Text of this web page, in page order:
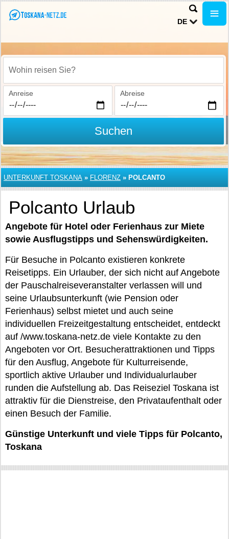
DE
Wohin reisen Sie?
Anreise Abreise
Suchen
UNTERKUNFT TOSKANA » FLORENZ » POLCANTO
Polcanto Urlaub
Angebote für Hotel oder Ferienhaus zur Miete
sowie Ausflugstipps und Sehenswürdigkeiten.
Für Besuche in Polcanto existieren konkrete
Reisetipps. Ein Urlauber, der sich nicht auf Angebote
der Pauschalreiseveranstalter verlassen will und
seine Urlaubsunterkunft (wie Pension oder
Ferienhaus) selbst mietet und auch seine
individuellen Freizeitgestaltung entscheidet, entdeckt
auf /www.toskana-netz.de viele Kontakte zu den
Angeboten vor Ort. Besucherattraktionen und Tipps
für den Ausflug, Angebote für Kulturreisende,
sportlich aktive Urlauber und Individualurlauber
runden die Aufstellung ab. Das Reiseziel Toskana ist
attraktiv für die Dienstreise, den Privataufenthalt oder
einen Besuch der Familie.
Günstige Unterkunft und viele Tipps für Polcanto,
Toskana